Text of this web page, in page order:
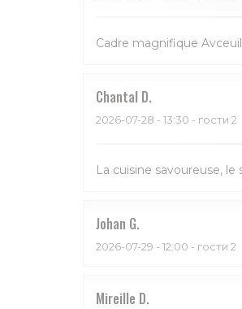
Cadre magnifique
Chantal D
2026-07-28 - 13:30 - гости 2
La cuisine savoureuse,
Johan G
2026-07-29 - 12:00 - гости 2
Mireille D